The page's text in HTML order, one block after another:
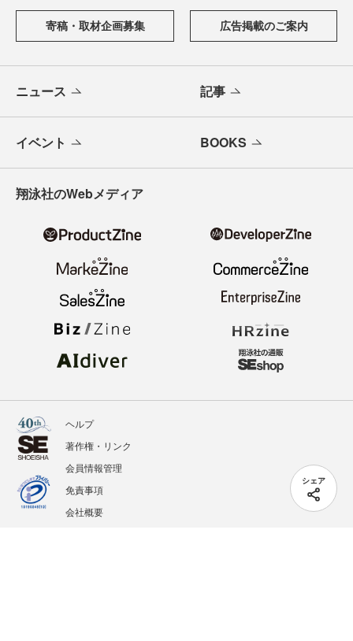
シェア
寄稿・取材企画募集 広告掲載のご案内
ニュース 記事
イベント BOOKS
翔泳社のWebメディア
ヘルプ
著作権・リンク
会員情報管理
免責事項
会社概要